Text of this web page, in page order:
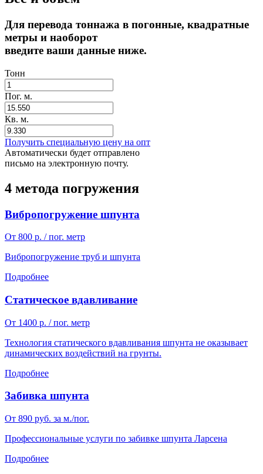
Для перевода тоннажа в погонные, квадратные
метры и наоборот
введите ваши данные ниже.
Тонн
Пог. м.
Кв. м.
Получить специальную цену на опт
Автоматически будет отправлено
письмо на электронную почту.
4 метода погружения
Вибропогружение шпунта
От 800 р. / пог. метр
Вибропогружение труб и шпунта
Подробнее
Статическое вдавливание
От 1400 р. / пог. метр
Технология статического вдавливания шпунта не оказывает
динамических воздействий на грунты.
Подробнее
Забивка шпунта
От 890 руб. за м./пог.
Профессиональные услуги по забивке шпунта Ларсена
Подробнее